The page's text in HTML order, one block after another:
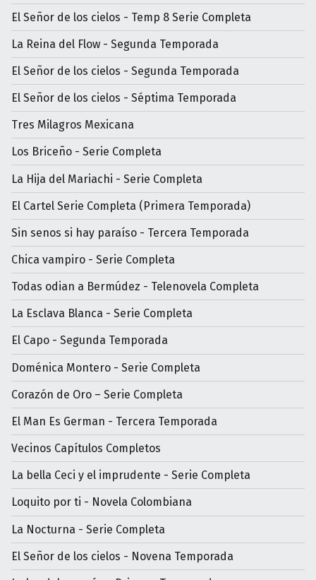
El Señor de los cielos - Temp 8 Serie Completa
La Reina del Flow - Segunda Temporada
El Señor de los cielos - Segunda Temporada
El Señor de los cielos - Séptima Temporada
Tres Milagros Mexicana
Los Briceño - Serie Completa
La Hija del Mariachi - Serie Completa
El Cartel Serie Completa (Primera Temporada)
Sin senos si hay paraíso - Tercera Temporada
Chica vampiro - Serie Completa
Todas odian a Bermúdez - Telenovela Completa
La Esclava Blanca - Serie Completa
El Capo - Segunda Temporada
Doménica Montero - Serie Completa
Corazón de Oro – Serie Completa
El Man Es German - Tercera Temporada
Vecinos Capítulos Completos
La bella Ceci y el imprudente - Serie Completa
Loquito por ti - Novela Colombiana
La Nocturna - Serie Completa
El Señor de los cielos - Novena Temporada